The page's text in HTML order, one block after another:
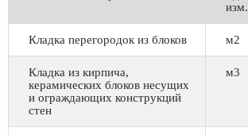
изм.
Кладка перегородок из блоков м2
Кладка из кирпича,
керамических блоков несущих
и ограждающих конструкций
стен
м3